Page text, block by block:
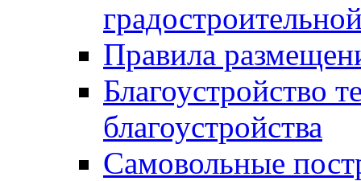
Правила
Благоустройство
благоустройства
Самовольные